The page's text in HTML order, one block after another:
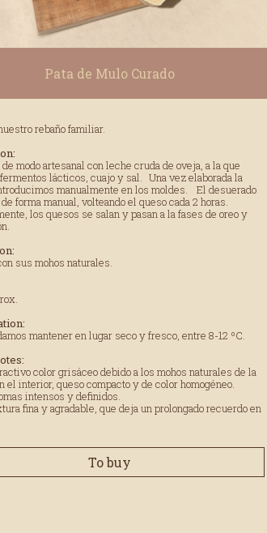
Pata de Mulo Curado
rebaño familiar.
modo artesanal con leche cruda de oveja, a la que
lácticos, cuajo y sal. Una vez elaborada la
manualmente en los moldes. El desuerado
forma manual, volteando el queso cada 2 horas.
los quesos se salan y pasan a la fases de oreo y
sus mohos naturales.
mantener en lugar seco y fresco, entre 8-12 ºC.
color grisáceo debido a los mohos naturales de la
el interior, queso compacto y de color homogéneo.
intensos y definidos.
fina y agradable, que deja un prolongado recuerdo en
To buy